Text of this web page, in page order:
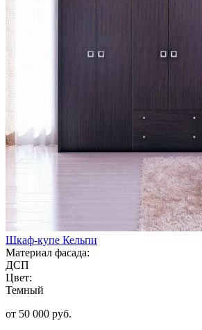
Шкаф-купе Кельпи
Материал фасада:
ДСП
Цвет:
Темный
от 50 000 руб.